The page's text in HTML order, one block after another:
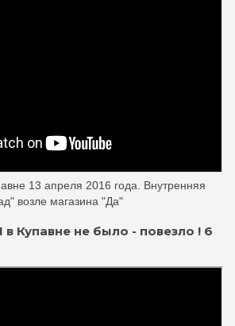
13 апреля 2016 года. Внутренняя
возле магазина "Да"
Купавне не было - повезло ! 6